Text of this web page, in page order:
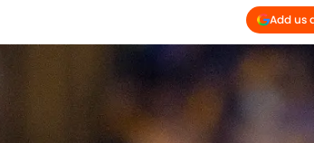
Add us